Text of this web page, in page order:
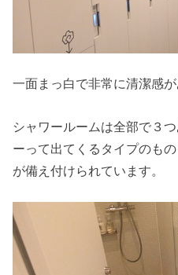
一面まっ白で非常に清潔感が
シャワールームは全部で３
ーって出てくるタイプのも
が備え付けられています。